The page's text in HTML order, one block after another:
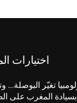
اختيارات
تغيّر البوصلة…
بسيادة المغرب على